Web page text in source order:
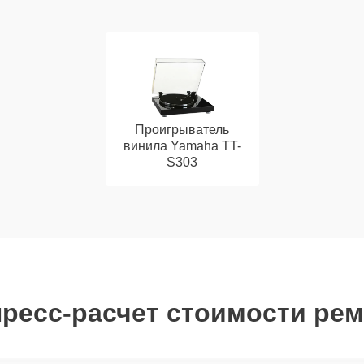
Проигрыватель
винила Yamaha TT-
S303
расчет стоимости